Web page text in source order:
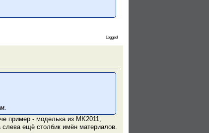
Logged
пример - моделька из MK2011,
ещё столбик имён материалов.